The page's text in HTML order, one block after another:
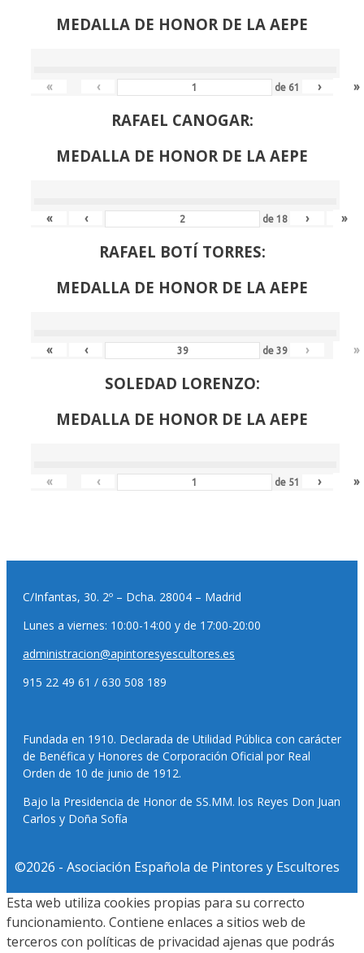
MEDALLA DE HONOR DE LA AEPE
« ‹ de 61 › »
RAFAEL CANOGAR:
MEDALLA DE HONOR DE LA AEPE
« ‹ de18 › »
RAFAEL BOTÍ TORRES:
MEDALLA DE HONOR DE LA AEPE
« ‹ de39 › »
SOLEDAD LORENZO:
MEDALLA DE HONOR DE LA AEPE
« ‹ de 51 › »
C/Infantas, 30. 2º – Dcha. 28004 – Madrid
Lunes a viernes: 10:00-14:00 y de 17:00-20:00
administracion@apintoresyescultores.es
915 22 49 61 / 630 508 189
Fundada en 1910. Declarada de Utilidad Pública con carácter
de Benéfica y Honores de Corporación Oficial por Real
Orden de 10 de junio de 1912.
Bajo la Presidencia de Honor de SS.MM. los Reyes Don Juan
Carlos y Doña Sofía
©2026 - Asociación Española de Pintores y Escultores
Esta web utiliza cookies propias para su correcto
funcionamiento. Contiene enlaces a sitios web de
terceros con políticas de privacidad ajenas que podrás